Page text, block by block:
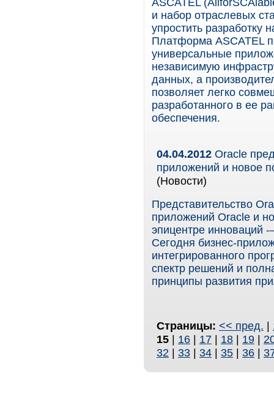
ASCATEL
и набор отраслевых
упростить разработку
Платформа ASCATEL
универсальные
независимую
данных, а
позволяет легко
разработанного в ее
обеспечения.
04.04.2012 Oracle
приложений и новое
(Новости)
Представительство
приложений Oracle и
эпицентре инноваций
Сегодня бизнес-
интегрированного
спектр решений и
принципы развития
Страницы: << пред. |
15 | 16 | 17 | 18 | 19 |
32 | 33 | 34 | 35 | 36 |